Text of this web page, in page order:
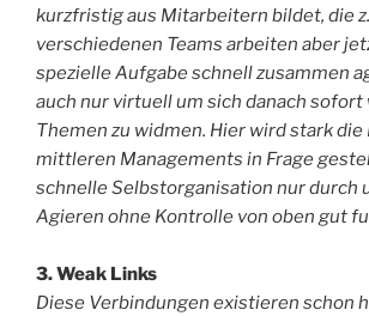
kurzfristig aus Mitarbeitern bildet, die
verschiedenen Teams arbeiten aber
spezielle Aufgabe schnell zusammen
auch nur virtuell um sich danach sofort
Themen zu widmen. Hier wird stark die
mittleren Managements in Frage
schnelle Selbstorganisation nur durch
Agieren ohne Kontrolle von oben gut
3. Weak Links
Diese Verbindungen existieren schon